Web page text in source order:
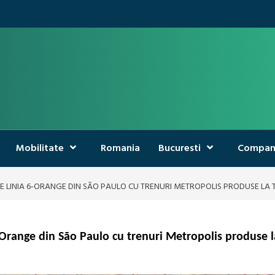
Mobilitate Romania Bucuresti
LINIA 6‑ORANGE DIN SÃO PAULO CU TRENURI METROPOLIS PRODUSE LA
din São Paulo cu trenuri Metropolis produse